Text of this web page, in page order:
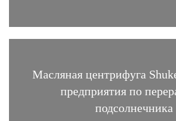
Масляная центрифуга
предприятия по
подсолнечника